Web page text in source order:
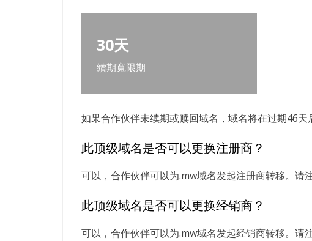
30天
續期寬限期
如果合作伙伴未续期或赎回域名，域名将在过期46
此顶级域名是否可以更换注册商？
可以，合作伙伴可以为.mw域名发起注册商转移。请
此顶级域名是否可以更换经销商？
可以，合作伙伴可以为.mw域名发起经销商转移。请